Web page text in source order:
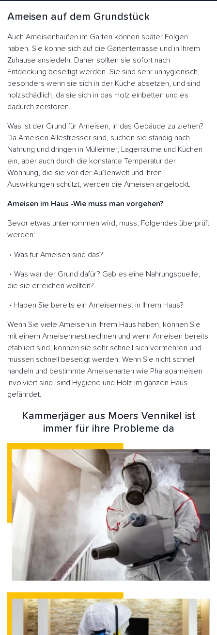
Ameisen auf dem Grundstück
Auch Ameisenhaufen im Garten können später Folgen
haben. Sie könne sich auf die Gartenterrasse und in Ihrem
Zuhause ansiedeln. Daher sollten sie sofort nach
Entdeckung beseitigt werden. Sie sind sehr unhygienisch,
besonders wenn sie sich in der Küche absetzen, und sind
holzschädlich, da sie sich in das Holz einbetten und es
dadurch zerstören.
Was ist der Grund für Ameisen, in das Gebäude zu ziehen?
Da Ameisen Allesfresser sind, suchen sie ständig nach
Nahrung und dringen in Mülleimer, Lagerräume und Küchen
ein, aber auch durch die konstante Temperatur der
Wohnung, die sie vor der Außenwelt und ihren
Auswirkungen schützt, werden die Ameisen angelockt.
Ameisen im Haus -Wie muss man vorgehen?
Bevor etwas unternommen wird, muss, Folgendes überprüft
werden:
Was für Ameisen sind das?
Was war der Grund dafür? Gab es eine Nahrungsquelle,
die sie erreichen wollten?
Haben Sie bereits ein Ameisennest in Ihrem Haus?
Wenn Sie viele Ameisen in Ihrem Haus haben, können Sie
mit einem Ameisennest rechnen und wenn Ameisen bereits
etabliert sind, können sie sehr schnell sich vermehren und
müssen schnell beseitigt werden. Wenn Sie nicht schnell
handeln und bestimmte Ameisenarten wie Pharaoameisen
involviert sind, sind Hygiene und Holz im ganzen Haus
gefährdet.
Kammerjäger aus Moers Vennikel ist
immer für ihre Probleme da